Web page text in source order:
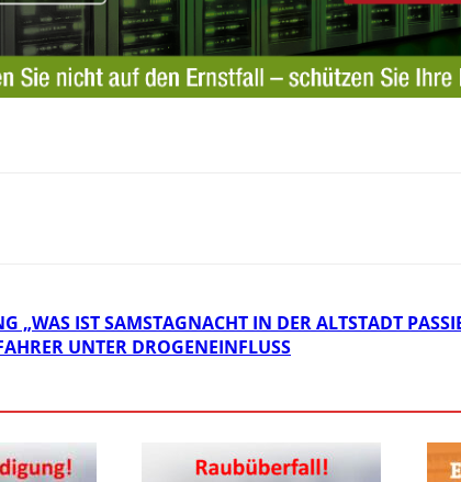
„WAS IST SAMSTAGNACHT IN DER ALTSTADT
UNTER DROGENEINFLUSS